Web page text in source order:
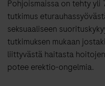
Pohjoismaissa on tehty
tutkimus
seksuaaliseen
tutkimuksen mukaan
liittyvästä haitasta
potee erektio-ongelmia.